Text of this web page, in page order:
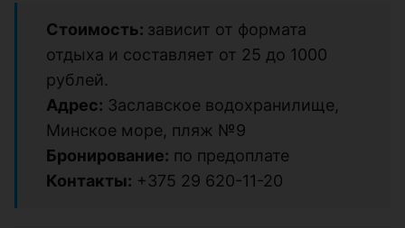
Стоимость: зависит от формата
отдыха и составляет от 25 до 1000
рублей.
Адрес: Заславское водохранилище,
Минское море, пляж №9
Бронирование: по предоплате
Контакты: +375 29 620-11-20